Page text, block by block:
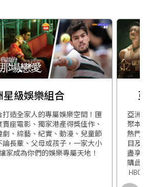
星級娛樂組合
打造全家人的專屬娛樂空間！匯
座電影、獨家港產得獎佳作、
、綜藝、紀實、動漫、兒童節
論長輩、父母或孩子，一家大小
家成為你們的娛樂專屬天地！
亞
亞洲星
聚本地
熱門華
目及
盡享精
購此組
HBO